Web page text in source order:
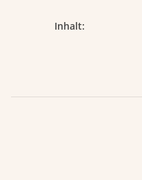
Produkteigenschaft
Wert
Inhalt: